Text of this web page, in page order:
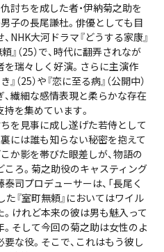
討ちを成した者・伊納菊之助を
子の長尾謙杜。俳優としても目
NHK大河ドラマ『どうする家康』
頼』（25）で、時代に翻弄されなが
を瑞々しく好演。さらに主演作
（25）や『恋に至る病』（公開中）
繊細な感情表現と柔らかな存在
を集めています。
を見事に成し遂げた若侍として
には誰も知らない秘密を抱えて
か影を帯びた眼差しが、物語の
ろ。菊之助役のキャスティング
司プロデューサーは、「長尾く
た『室町無頼』においてはワイル
。けれど本来の彼は男も魅入って
。そして今回の菊之助は女性のよ
な役。そこで、これはもう彼し